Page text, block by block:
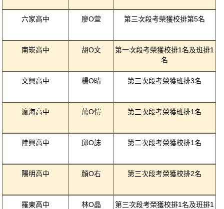
六家高中 廖O萱 第三次段考榮獲校排第5名
南崁高中 胡O文
第一次段考榮獲校排1名及班排1
名
文興高中 楊O晴 第三次段考榮獲班排3名
瀛海高中 萬O愷 第三次段考榮獲班排1名
陸興高中 邱O誌 第二次段考榮獲校排1名
陽明高中 顏O右 第三次段考榮獲校排2名
羅東高中 林O晶
第三次段考榮獲校排1名及班排1